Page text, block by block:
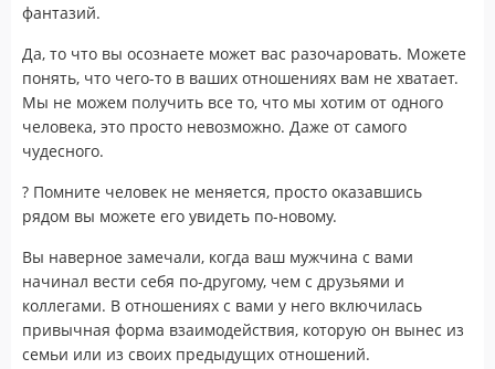
фантазий.
Да, то что вы осознаете может вас разочаровать. Можете
понять, что чего-то в ваших отношениях вам не хватает.
Мы не можем получить все то, что мы хотим от одного
человека, это просто невозможно. Даже от самого
чудесного.
? Помните человек не меняется, просто оказавшись
рядом вы можете его увидеть по-новому.
Вы наверное замечали, когда ваш мужчина с вами
начинал вести себя по-другому, чем с друзьями и
коллегами. В отношениях с вами у него включилась
привычная форма взаимодействия, которую он вынес из
семьи или из своих предыдущих отношений.